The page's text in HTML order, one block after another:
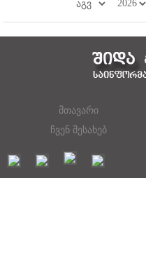
მთავარი
ჩვენ შესახებ